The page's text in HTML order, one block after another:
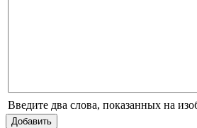
Введите два слова, показанных на